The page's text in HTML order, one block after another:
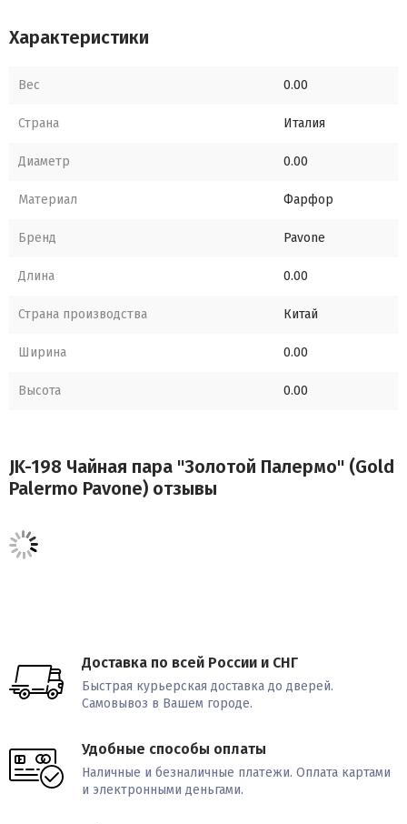
Характеристики
Вес 0.00
Страна Италия
Диаметр 0.00
Материал Фарфор
Бренд Pavone
Длина 0.00
Страна производства Китай
Ширина 0.00
Высота 0.00
JK-198 Чайная пара "Золотой Палермо" (Gold
Palermo Pavone) отзывы
Доставка по всей России и СНГ
Быстрая курьерская доставка до дверей.
Самовывоз в Вашем городе.
Удобные способы оплаты
Наличные и безналичные платежи. Оплата картами
и электронными деньгами.